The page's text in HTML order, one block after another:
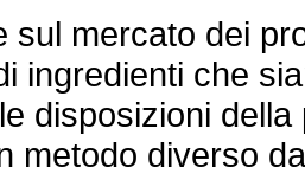
sul mercato dei
ingredienti che
disposizioni
metodo diverso